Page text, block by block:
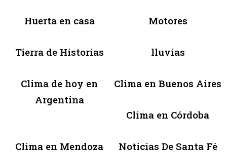
Huerta en casa Motores
Tierra de Historias lluvias
Clima de hoy en
Argentina
Clima en Buenos Aires
Clima en Córdoba
Clima en Mendoza Noticias De Santa Fé